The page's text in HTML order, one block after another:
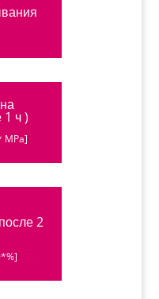
ч )
MPa]
2